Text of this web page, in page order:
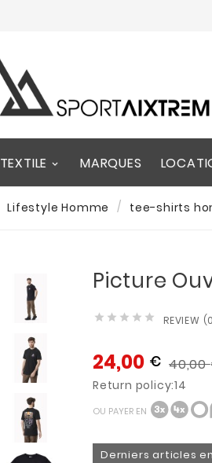
TEXTILE MARQUES
Lifestyle Homme tee-shirts
Picture
     REVIEW
24,00 € 40,00
Return policy:14
OU PAYER EN
Derniers articles